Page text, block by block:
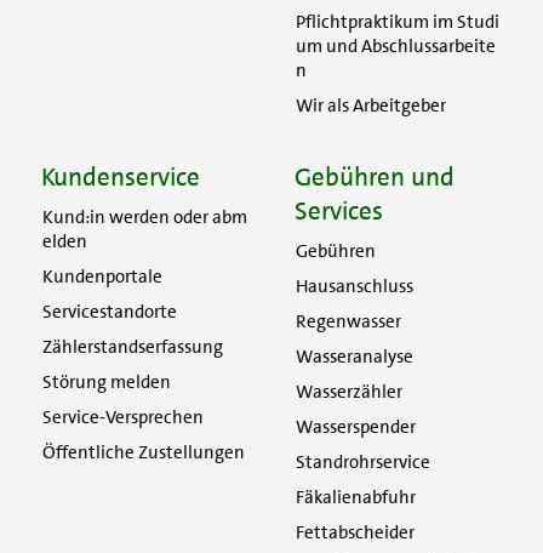
Pflichtpraktikum im Studi
um und Abschlussarbeite
n
Wir als Arbeitgeber
Kundenservice
Kund:in werden oder abm
elden
Kundenportale
Servicestandorte
Zählerstandserfassung
Störung melden
Service-Versprechen
Öffentliche Zustellungen
Gebühren und
Services
Gebühren
Hausanschluss
Regenwasser
Wasseranalyse
Wasserzähler
Wasserspender
Standrohrservice
Fäkalienabfuhr
Fettabscheider